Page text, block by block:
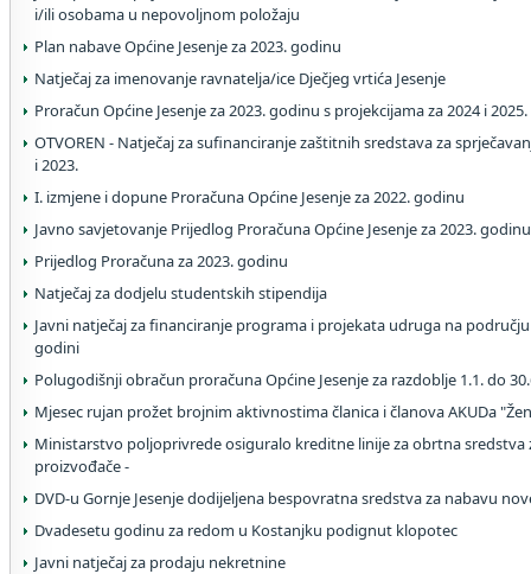
i/ili osobama u nepovoljnom položaju
Plan nabave Općine Jesenje za 2023. godinu
Natječaj za imenovanje ravnatelja/ice Dječjeg vrtića Jesenje
Proračun Općine Jesenje za 2023. godinu s projekcijama za 2024 i 2025.
OTVOREN - Natječaj za sufinanciranje zaštitnih sredstava za
i 2023.
I. izmjene i dopune Proračuna Općine Jesenje za 2022. godinu
Javno savjetovanje Prijedlog Proračuna Općine Jesenje za 2023.
Prijedlog Proračuna za 2023. godinu
Natječaj za dodjelu studentskih stipendija
Javni natječaj za financiranje programa i projekata udruga na području
godini
Polugodišnji obračun proračuna Općine Jesenje za razdoblje 1.1. do
Mjesec rujan prožet brojnim aktivnostima članica i članova AKUDa
Ministarstvo poljoprivrede osiguralo kreditne linije za obrtna sredstva
proizvođače -
DVD-u Gornje Jesenje dodijeljena bespovratna sredstva za nabavu
Dvadesetu godinu za redom u Kostanjku podignut klopotec
Javni natječaj za prodaju nekretnine